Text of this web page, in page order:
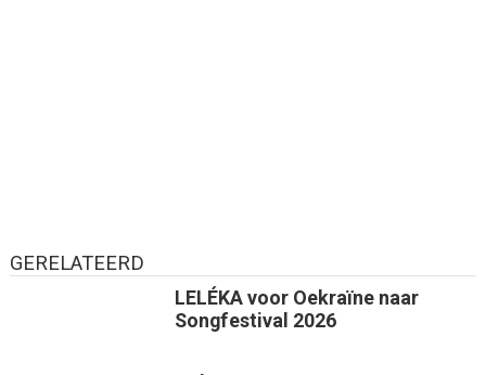
GERELATEERD
LELÉKA voor Oekraïne naar
Songfestival 2026